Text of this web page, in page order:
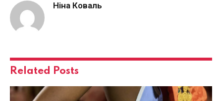
Ніна Коваль
Related Posts